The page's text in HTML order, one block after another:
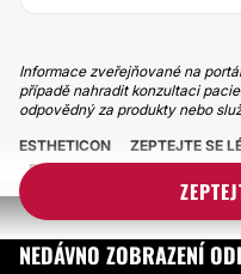
Informace zveřejňované na
případě nahradit konzultaci
odpovědný za produkty nebo
ESTHETICON ZEPTEJTE SE
BILY VYRUSTEK POD RTEM
NEDÁVNO ZOBRAZENÍ